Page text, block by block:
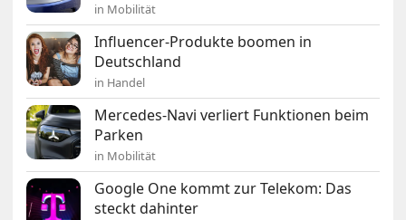
in Mobilität
Influencer-Produkte boomen in
Deutschland
in Handel
Mercedes-Navi verliert Funktionen beim
Parken
in Mobilität
Google One kommt zur Telekom: Das
steckt dahinter